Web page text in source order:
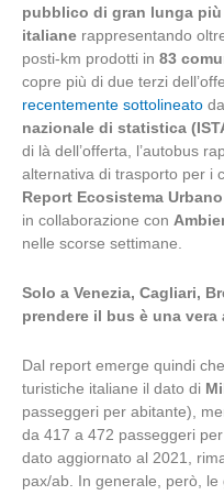
pubblico di gran lunga
italiane rappresentando
posti-km prodotti in 83
copre più di due terzi
recentemente sottolineato dal
nazionale di statistica
di là dell’offerta, l’autobus
alternativa di trasporto per i
Report Ecosistema
in collaborazione con
nelle scorse settimane.
Solo a Venezia, Cagliari,
prendere il bus è una vera
Dal report emerge quindi
turistiche italiane il dato di
passeggeri per abitante),
da 417 a 472 passeggeri
dato aggiornato al 2021,
pax/ab. In generale, però,